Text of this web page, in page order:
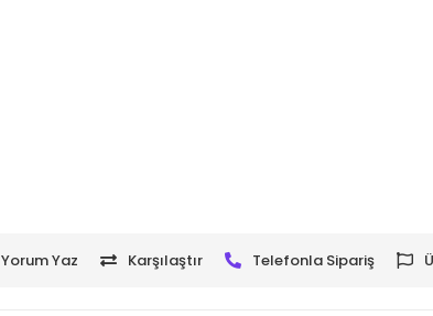
Yorum Yaz Karşılaştır Telefonla Sipariş